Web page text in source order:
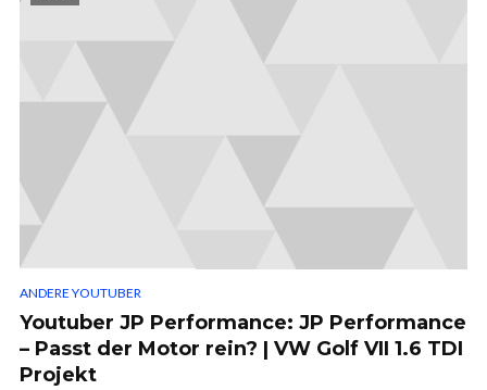
ANDERE YOUTUBER
Youtuber JP Performance: JP Performance
– Passt der Motor rein? | VW Golf VII 1.6 TDI
Projekt